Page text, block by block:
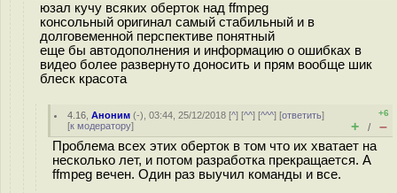
юзал кучу всяких оберток над ffmpeg
консольный оригинал самый стабильный и в
долговеменной перспективе понятный
еще бы автодополнения и информацию о ошибках в
видео более развернуто доносить и прям вообще шик
блеск красота
4.16 ,Аноним (-), 03:44, 25/12/2018 [^] [^^] [^^^] [ответить]
[к модератору]
+6
+ / –
Проблема всех этих оберток в том что их хватает на
несколько лет, и потом разработка прекращается. А
ffmpeg вечен. Один раз выучил команды и все.